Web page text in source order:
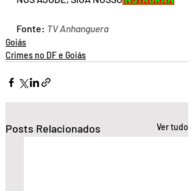
Fonte: TV Anhanguera
Goiás
Crimes no DF e Goiás
Posts Relacionados Ver tudo